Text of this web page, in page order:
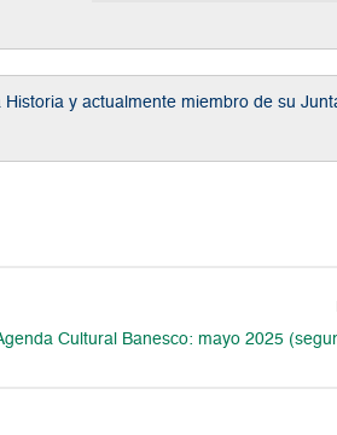
y actualmente miembro de su
Cultural Banesco: mayo 2025